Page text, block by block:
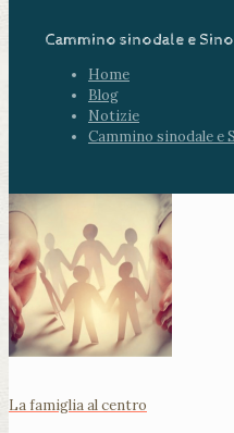
Cammino sinodale e
Home
Blog
Notizie
Cammino sinodale e
La famiglia al centro